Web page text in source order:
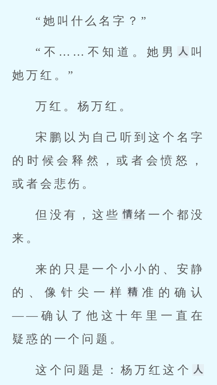
“她叫什么名字？”
“不……不知道。她男
叫
她万红。”
万红。杨万红。
宋鹏以为自己听到这个名字
的时候会释然，或者会愤怒，
或者会悲伤。
但没有，这些
绪一个都没
来。
来的只是一个小小的、安静
的、像针尖一样
准的确认
——确认了他这十年里一直在
疑惑的一个问题。
这个问题是：杨万红这个